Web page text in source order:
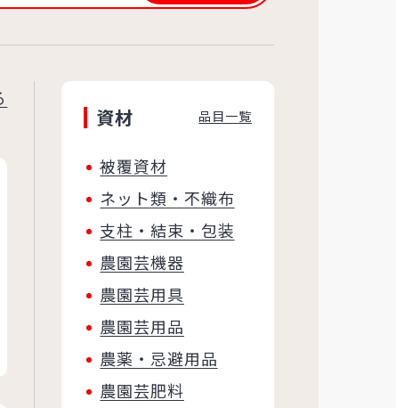
資材 品目一覧
被覆資材
ネット類・不織布
支柱・結束・包装
農園芸機器
農園芸用具
農園芸用品
農薬・忌避用品
農園芸肥料